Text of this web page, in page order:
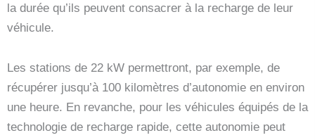
la durée qu’ils peuvent consacrer à la recharge de leur
véhicule.
Les stations de 22 kW permettront, par exemple, de
récupérer jusqu’à 100 kilomètres d’autonomie en environ
une heure. En revanche, pour les véhicules équipés de la
technologie de recharge rapide, cette autonomie peut